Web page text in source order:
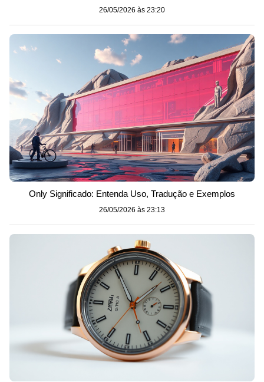
26/05/2026 às 23:20
Only Significado: Entenda Uso, Tradução e Exemplos
26/05/2026 às 23:13